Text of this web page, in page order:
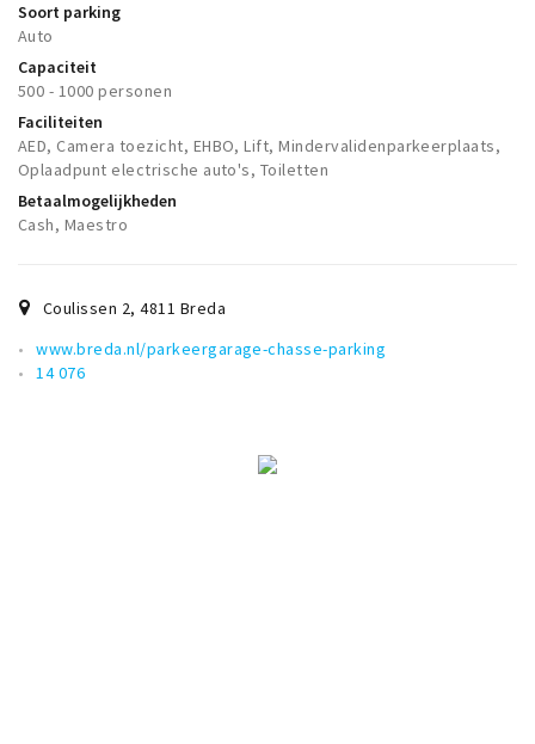
Nieuws
Agenda
Bezienswaardigheden
Musea, theaters & podia
Uitjes & activiteiten
Studentenroutes
Party pics
Eten
Drinken
Soort parking
Auto
Capaciteit
500 - 1000 personen
Faciliteiten
AED, Camera toezicht, EHBO, Lift, Mindervalidenparkeerplaats,
Oplaadpunt electrische auto's, Toiletten
Betaalmogelijkheden
Cash, Maestro
Coulissen 2,4811 Breda
www.breda.nl/parkeergarage-chasse-parking
14 076